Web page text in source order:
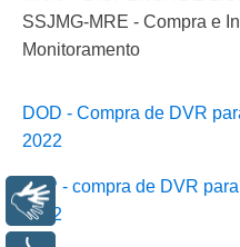
SSJMG-MRE - Compra e
Monitoramento
DOD - Compra de DVR
2022
ETP - compra de DVR
2022
Libras